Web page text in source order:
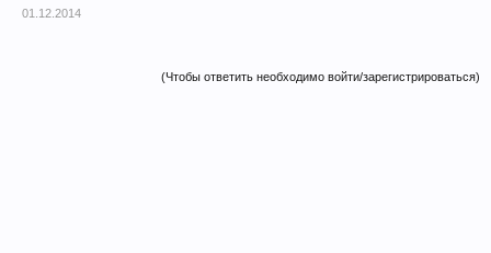
01.12.2014
(Чтобы ответить необходимо войти/зарегистрироваться)